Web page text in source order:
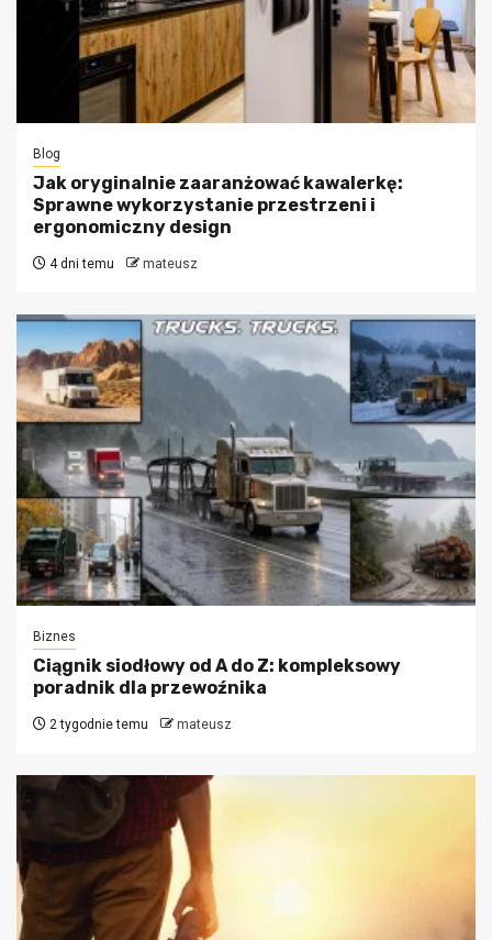
Blog
Jak oryginalnie zaaranżować kawalerkę:
Sprawne wykorzystanie przestrzeni i
ergonomiczny design
4 dni temu mateusz
Biznes
Ciągnik siodłowy od A do Z: kompleksowy
poradnik dla przewoźnika
2 tygodnie temu mateusz